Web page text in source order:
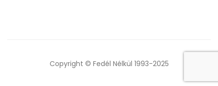
Copyright © Fedél Nélkül 1993-2025